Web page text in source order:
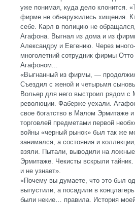
уже понимая, куда дело клонится.
фирме не обнаружились хищения.
себе. Карл в полицию не
Агафона. Выгнал из дома и из
Александру и Евгению. Через
многолетний сотрудник фирмы
Агафоном...
«Выгнанный из фирмы, —
Съездил с женой и четырьмя
Вольер для него выстроил рядом
революции. Фаберже уехали.
свое богатство в Малом Эрмитаже
торговлей предметами первой
войны «черный рынок» был так же
занимался, а состояния и
взяли. Пытали, выводили на
Эрмитаже. Чекисты вскрыли
и не узнает».
«Почему вы думаете, что это был
выпустили, а посадили в
были некие… правила. История